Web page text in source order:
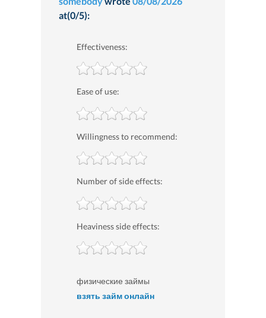
at(0/5):
Effectiveness:
Ease of use:
Willingness to recommend:
Number of side effects:
Heaviness side effects:
физические займы
взять займ онлайн